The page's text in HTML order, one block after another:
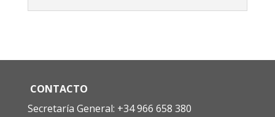
CONTACTO
Secretaría General: +34 966 658 380